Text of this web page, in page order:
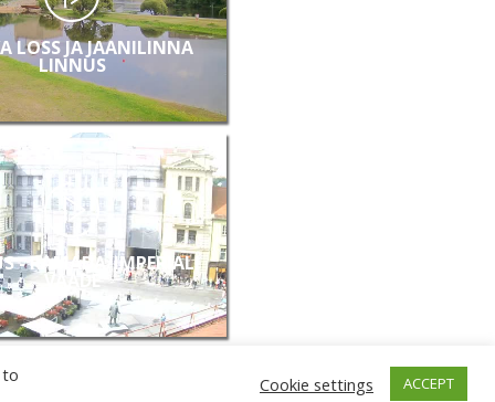
LOSS JA JAANILINNA
LINNUS
- RAMADA/IMPERIALI
VAADE
to Cookie settings ACCEPT